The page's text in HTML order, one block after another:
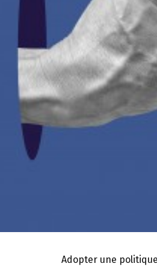
Adopter une